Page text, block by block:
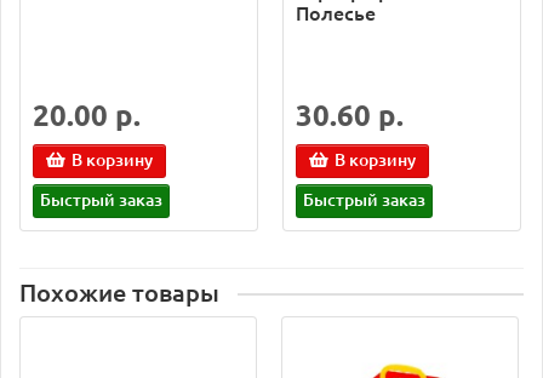
20.00 р.
В корзину
Быстрый заказ
Полесье
30.60 р.
В корзину
Быстрый заказ
Похожие товары